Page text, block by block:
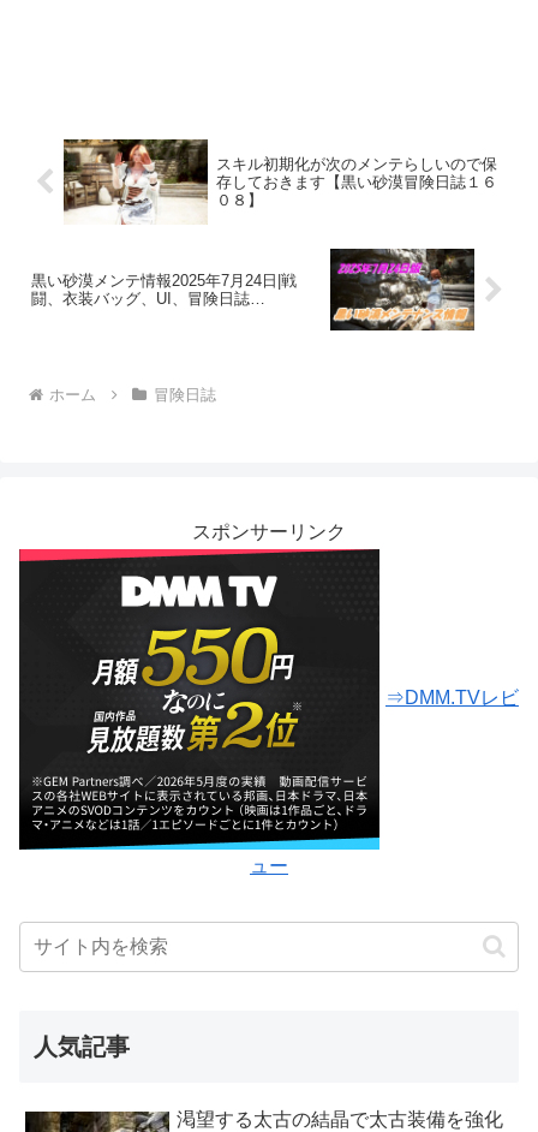
スキル初期化が次のメンテらしいので保
存しておきます【黒い砂漠冒険日誌１６
０８】
黒い砂漠メンテ情報2025年7月24日|戦
闘、衣装バッグ、UI、冒険日誌…
ホーム 冒険日誌
スポンサーリンク
⇒DMM.TVレビ
ュー
人気記事
渇望する太古の結晶で太古装備を強化